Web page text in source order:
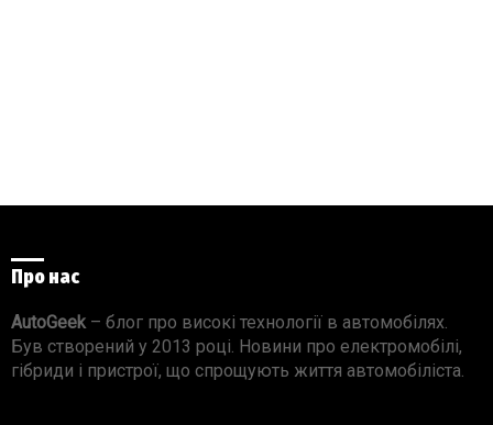
Про нас
AutoGeek– блог про високі технології в автомобілях.
Був створений у 2013 році. Новини про електромобілі,
гібриди і пристрої, що спрощують життя автомобіліста.